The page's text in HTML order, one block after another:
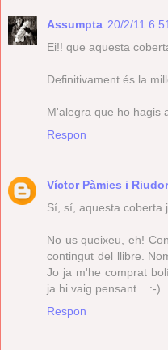
Assumpta 20/2/11
Ei!! que aquesta
Definitivament és la
M'alegra que ho hagis
Respon
Víctor Pàmies i Riudor
Sí, sí, aquesta coberta
No us queixeu, eh!
contingut del llibre.
Jo ja m'he comprat
ja hi vaig pensant... :-)
Respon